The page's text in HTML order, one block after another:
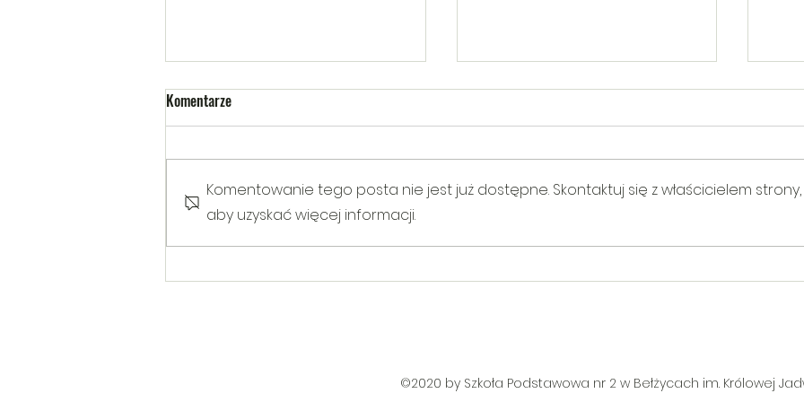
Warsztaty poruszające temat
V Gminny Turniej Szachowy o
Komentarze
Komentowanie tego posta nie jest już dostępne. Skontaktuj się z właścicielem strony,
aby uzyskać więcej informacji.
©2020 by Szkoła Podstawowa nr 2 w Bełżycach im. Królowej